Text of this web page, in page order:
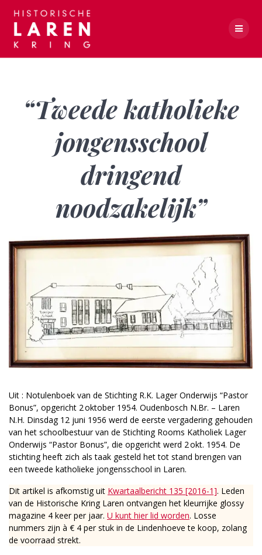
“Tweede katholieke
jongensschool
dringend
noodzakelijk”
Uit : Notulenboek van de Stichting R.K. Lager Onderwijs “Pastor
Bonus”, opgericht 2 oktober 1954. Oudenbosch N.Br. – Laren
N.H. Dinsdag 12 juni 1956 werd de eerste vergadering gehouden
van het schoolbestuur van de Stichting Rooms Katholiek Lager
Onderwijs “Pastor Bonus”, die opgericht werd 2 okt. 1954. De
stichting heeft zich als taak gesteld het tot stand brengen van
een tweede katholieke jongensschool in Laren.
Dit artikel is afkomstig uit Kwartaalbericht 135 [2016-1]. Leden
van de Historische Kring Laren ontvangen het kleurrijke glossy
magazine 4 keer per jaar. U kunt hier lid worden. Losse
nummers zijn à € 4 per stuk in de Lindenhoeve te koop, zolang
de voorraad strekt.